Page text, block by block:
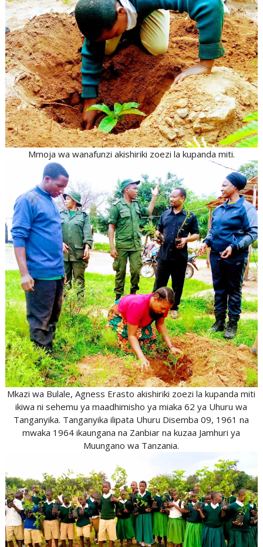
Mmoja wa wanafunzi akishiriki zoezi la kupanda miti.
Mkazi wa Bulale, Agness Erasto akishiriki zoezi la kupanda miti
ikiwa ni sehemu ya maadhimisho ya miaka 62 ya Uhuru wa
Tanganyika. Tanganyika ilipata Uhuru Disemba 09, 1961 na
mwaka 1964 ikaungana na Zanbiar na kuzaa Jamhuri ya
Muungano wa Tanzania.